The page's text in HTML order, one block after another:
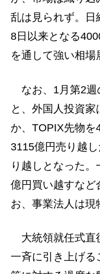
乱は見られず。日
8日以来となる
を通して強い相場
なお、1月第2週
と、外国人投資
か、TOPIX先物を
3115億円売り越
り越しとなった
億円買い越すなど
お、事業法人は現
大統領就任式直
一斉に引き上げる